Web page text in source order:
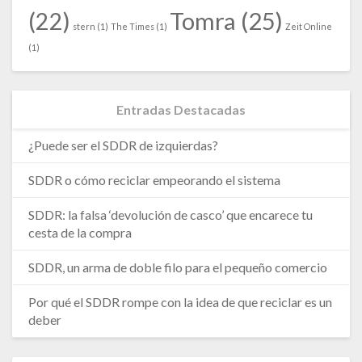
(22) stern (1) The Times (1) Tomra (25) Zeit Online
(1)
Entradas Destacadas
¿Puede ser el SDDR de izquierdas?
SDDR o cómo reciclar empeorando el sistema
SDDR: la falsa ‘devolución de casco’ que encarece tu
cesta de la compra
SDDR, un arma de doble filo para el pequeño comercio
Por qué el SDDR rompe con la idea de que reciclar es un
deber